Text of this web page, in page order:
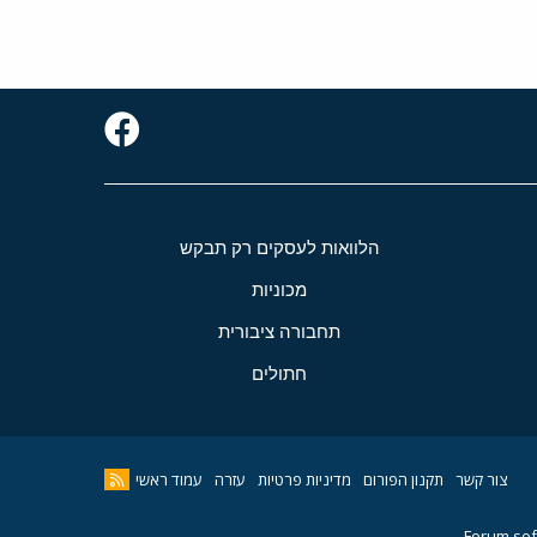
הלוואות לעסקים רק תבקש
מכוניות
תחבורה ציבורית
חתולים
צור קשר תקנון הפורום מדיניות פרטיות עזרה עמוד ראשי